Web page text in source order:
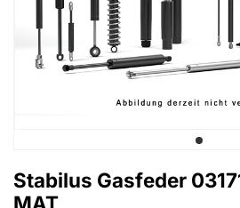
Stabilus Gasfeder
MAT